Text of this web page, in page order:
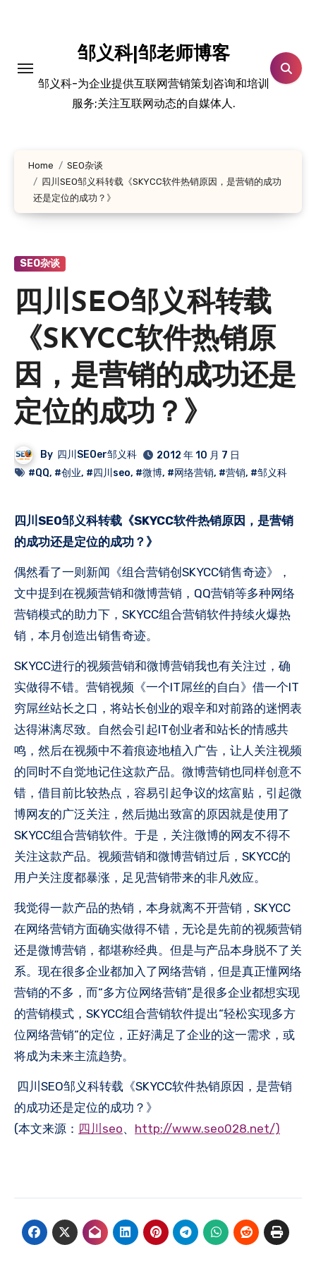
邹义科|邹老师博客
邹义科-为企业提供互联网营销策划咨询和培训
服务;关注互联网动态的自媒体人.
Home
SEO杂谈
四川SEO邹义科转载《SKYCC软件热销原因，是营销的成功
还是定位的成功？》
SEO杂谈
四川SEO邹义科转载
《SKYCC软件热销原
因，是营销的成功还是
定位的成功？》
By 四川SEOer邹义科
2012 年 10 月 7 日
#QQ, #创业, #四川seo, #微博, #网络营销, #营销, #邹义科
四川SEO邹义科转载《SKYCC软件热销原因，是营销
的成功还是定位的成功？》
偶然看了一则新闻《组合营销创SKYCC销售奇迹》，
文中提到在视频营销和微博营销，QQ营销等多种网络
营销模式的助力下，SKYCC组合营销软件持续火爆热
销，本月创造出销售奇迹。
SKYCC进行的视频营销和微博营销我也有关注过，确
实做得不错。营销视频《一个IT屌丝的自白》借一个IT
穷屌丝站长之口，将站长创业的艰辛和对前路的迷惘表
达得淋漓尽致。自然会引起IT创业者和站长的情感共
鸣，然后在视频中不着痕迹地植入广告，让人关注视频
的同时不自觉地记住这款产品。微博营销也同样创意不
错，借目前比较热点，容易引起争议的炫富贴，引起微
博网友的广泛关注，然后抛出致富的原因就是使用了
SKYCC组合营销软件。于是，关注微博的网友不得不
关注这款产品。视频营销和微博营销过后，SKYCC的
用户关注度都暴涨，足见营销带来的非凡效应。
我觉得一款产品的热销，本身就离不开营销，SKYCC
在网络营销方面确实做得不错，无论是先前的视频营销
还是微博营销，都堪称经典。但是与产品本身脱不了关
系。现在很多企业都加入了网络营销，但是真正懂网络
营销的不多，而“多方位网络营销”是很多企业都想实现
的营销模式，SKYCC组合营销软件提出“轻松实现多方
位网络营销”的定位，正好满足了企业的这一需求，或
将成为未来主流趋势。
四川SEO邹义科转载《SKYCC软件热销原因，是营销
的成功还是定位的成功？》
(本文来源： 四川seo、 http://www.seo028.net/)